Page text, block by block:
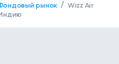
рынок / Wizz Air
Индию